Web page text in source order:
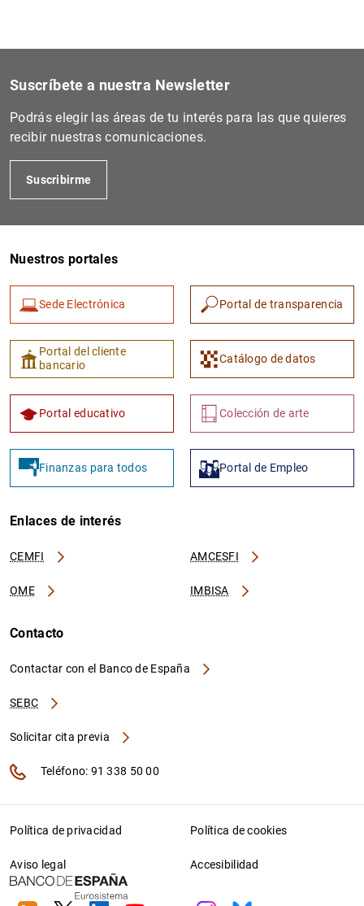
Suscríbete a nuestra Newsletter
Podrás elegir las áreas de tu interés para las que quieres
recibir nuestras comunicaciones.
Suscribirme
Nuestros portales
Sede Electrónica Portal de transparencia
Portal del cliente
bancario
Catálogo de datos
Portal educativo Colección de arte
Finanzas para todos Portal de Empleo
Enlaces de interés
CEMFI AMCESFI
OME IMBISA
Contacto
Contactar con el Banco de España
SEBC
Solicitar cita previa
Teléfono: 91 338 50 00
Política de privacidad Política de cookies
Aviso legal Accesibilidad